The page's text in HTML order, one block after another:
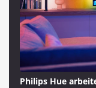
Philips Hue